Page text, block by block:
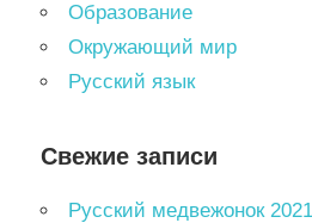
Образование
Окружающий мир
Русский язык
Свежие записи
Русский медвежонок